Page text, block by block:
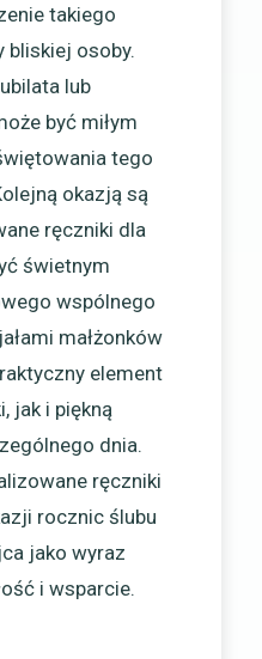
takiego
bliskiej osoby.
lub
być miłym
tego
okazją są
ręczniki dla
świetnym
wspólnego
małżonków
element
jak i piękną
dnia.
ręczniki
rocznic ślubu
jako wyraz
i wsparcie.